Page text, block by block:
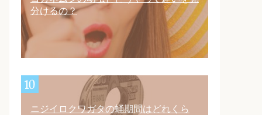
分けるの？
ニジイロクワガタの蛹期間はどれくら